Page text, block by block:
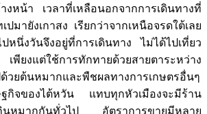
งหน้า เวลาที่เหลือนอกจากการเดินทางที่
ปมายังเกาสง เรียกว่าจากเหนือจรดใต้เลย
หนึ่งวันจึงอยู่ที่การเดินทาง ไม่ได้ไปเที่ยว
พียงแต่ใช้การทักทายด้วยสายตาระหว่าง
วยต้นหมากและพืชผลทางการเกษตรอื่นๆ
กิจของไต้หวัน แทบทุกหัวเมืองจะมีร้าน
นหมากกันทั่วไป อัตราการขายมีหลาย